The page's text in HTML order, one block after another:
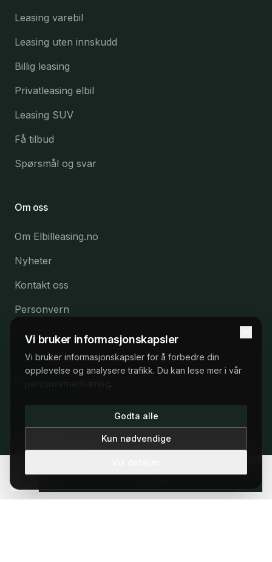
Vi bruker informasjonskapsler
Vi bruker informasjonskapsler for å forbedre din
opplevelse og analysere trafikk. Du kan lese mer i vår
personvernerklæring.
Godta alle
Kun nødvendige
22 53 57 53
Man–fre 09:00–17:00
Leasing varebil
Leasing uten innskudd
Billig leasing
Privatleasing elbil
Leasing SUV
Få tilbud
Spørsmål og svar
Om oss
Om Elbilleasing.no
Nyheter
Kontakt oss
Personvern
Vilkår
Kontakt
22 53 57 53
post@elbilleasing.no
Oslo, Norge
Få tilbud